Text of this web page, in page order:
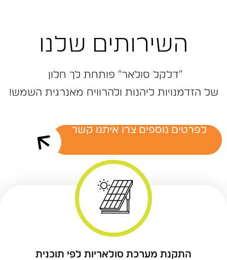
התקנת מערכת סולאריות לפי תוכנית
השירותים שלנו
״דלקל ‬סולאר״‭ ‬פותחת‭ ‬לך‭ ‬חלון‭ ‬
של‭ ‬הזדמנויות‭ ‬ליהנות‭ ‬ולהרוויח‭ ‬מאנרגית‭ ‬השמש‭!‬
לפרטים נוספים צרו איתנו קשר